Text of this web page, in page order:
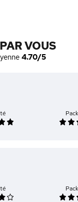
VOUS
4.70/5